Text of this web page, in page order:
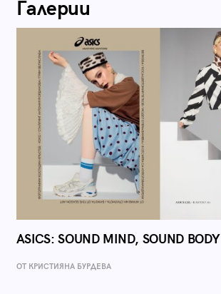
Галерии
ASICS: SOUND MIND, SOUND BODY
ОТ КРИСТИЯНА БУРДЕВА